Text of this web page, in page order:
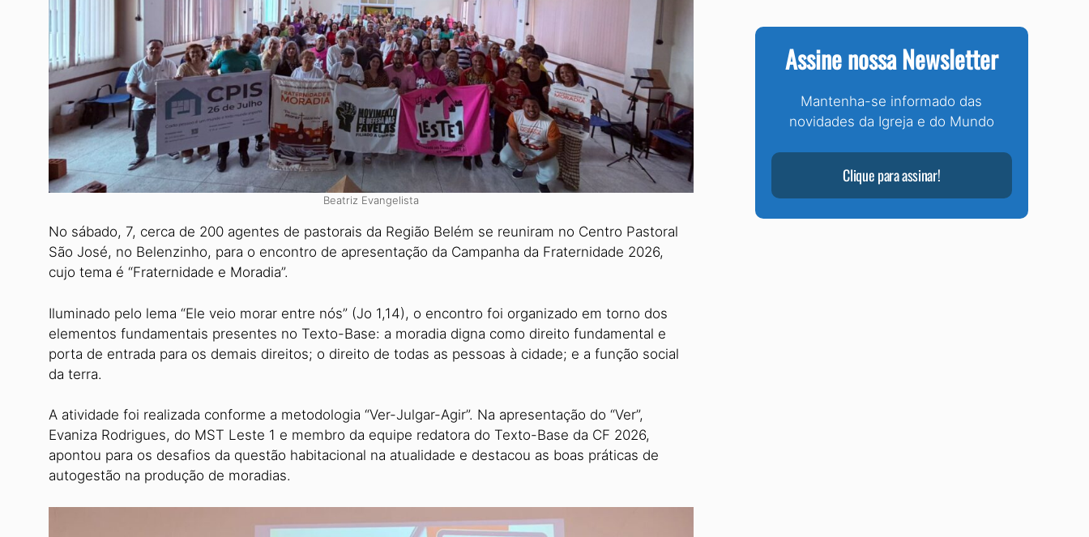
Beatriz Evangelista
No sábado, 7, cerca de 200 agentes de pastorais da Região Belém se reu­niram no Centro Pastoral
São José, no Belenzinho, para o encontro de apre­sentação da Campanha da Fraternida­de 2026,
cujo tema é “Fraternidade e Moradia”.
Iluminado pelo lema “Ele veio mo­rar entre nós” (Jo 1,14), o encontro foi organizado em torno dos
elementos fundamentais presentes no Texto-Ba­se: a moradia digna como direito fun­damental e
porta de entrada para os demais direitos; o direito de todas as pessoas à cidade; e a função social
da terra.
A atividade foi realizada conforme a metodologia “Ver-Julgar-Agir”. Na apresentação do “Ver”,
Evaniza Ro­drigues, do MST Leste 1 e membro da equipe redatora do Texto-Base da CF 2026,
apontou para os desafios da questão habitacional na atualidade e destacou as boas práticas de
autogestão na produção de moradias.
Assine nossa Newsletter
Mantenha-se informado das
novidades da Igreja e do Mundo
Clique para assinar!